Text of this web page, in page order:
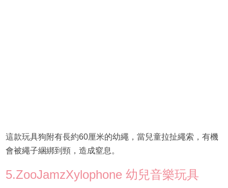
這款玩具狗附有長約60厘米的幼繩，當兒童拉扯繩索，有機
會被繩子綑綁到頸，造成窒息。
5.ZooJamzXylophone 幼兒音樂玩具